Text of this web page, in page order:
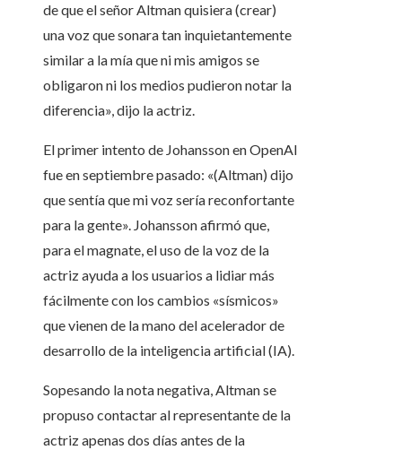
de que el señor Altman quisiera (crear)
una voz que sonara tan inquietantemente
similar a la mía que ni mis amigos se
obligaron ni los medios pudieron notar la
diferencia», dijo la actriz.
El primer intento de Johansson en OpenAI
fue en septiembre pasado: «(Altman) dijo
que sentía que mi voz sería reconfortante
para la gente». Johansson afirmó que,
para el magnate, el uso de la voz de la
actriz ayuda a los usuarios a lidiar más
fácilmente con los cambios «sísmicos»
que vienen de la mano del acelerador de
desarrollo de la inteligencia artificial (IA).
Sopesando la nota negativa, Altman se
propuso contactar al representante de la
actriz apenas dos días antes de la